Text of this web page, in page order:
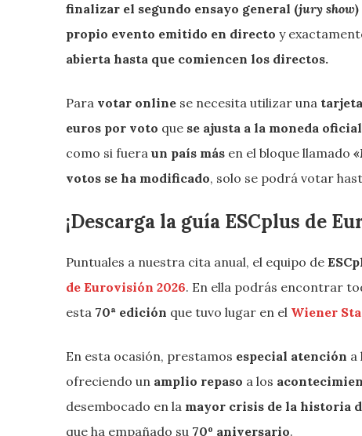
finalizar el segundo ensayo general (jury show)
propio evento emitido en directo y
abierta hasta que comiencen los directos.
Para votar online se necesita utilizar una
euros por voto que se ajusta a la moneda oficial
como si fuera un país más en el bloque llamado
votos se ha modificado, solo se podrá votar
¡Descarga la guía ESCplus de
Puntuales a nuestra cita anual, el equipo de
de Eurovisión 2026. En ella podrás encontrar
esta 70ª edición que tuvo lugar en el Wiener
En esta ocasión, prestamos especial atención a
ofreciendo un amplio repaso a los
desembocado en la mayor crisis de la historia
que ha empañado su 70º aniversario.